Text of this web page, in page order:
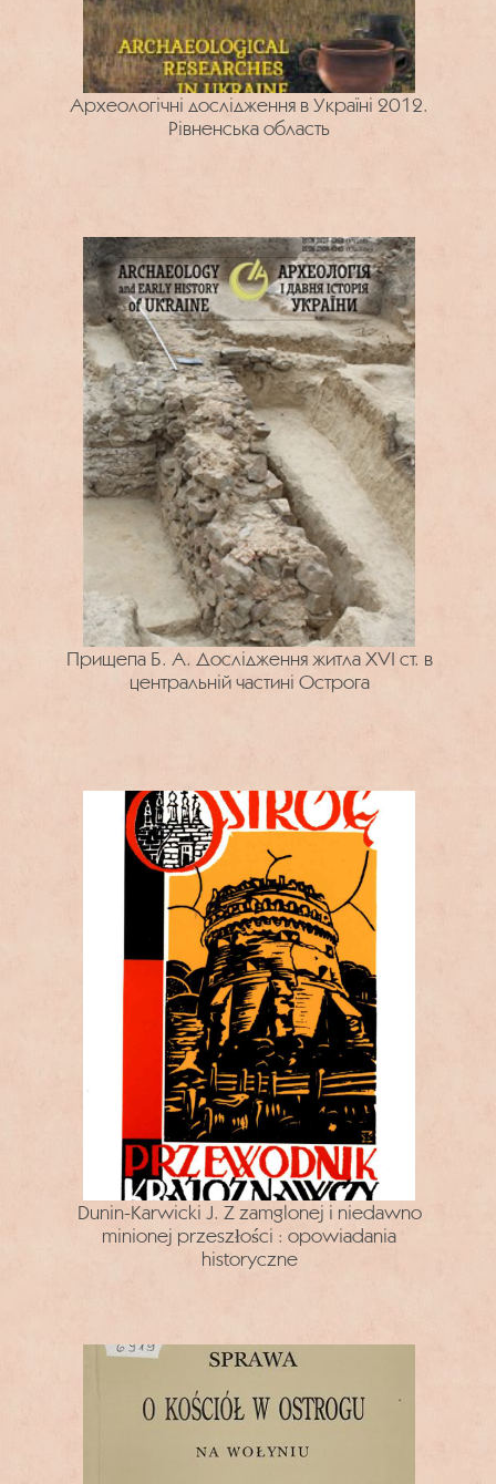
Археологічні дослідження в Україні 2012.
Рівненська область
Прищепа Б. А. Дослідження житла XVI ст. в
центральній частині Острога
Dunin-Karwicki J. Z zamglonej i niedawno
minionej przeszłości : opowiadania
historyczne